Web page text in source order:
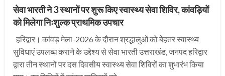
सेवा भारती ने 3 स्थानों पर शुरू किए स्वास्थ्य सेवा शिविर, कांवड़ियों
को मिलेगा निःशुल्क प्राथमिक उपचार
हरिद्वार। कांवड़ मेला-2026 के दौरान श्रद्धालुओं को बेहतर स्वास्थ्य
सुविधाएं उपलब्ध कराने के उद्देश्य से सेवा भारती उत्तराखंड, जनपद हरिद्वार
द्वारा तीन स्थानों पर दस दिवसीय स्वास्थ्य सेवा शिविरों का शुभारंभ किया